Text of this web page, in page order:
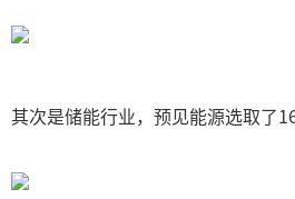
其次是储能行业，预见能源选取了